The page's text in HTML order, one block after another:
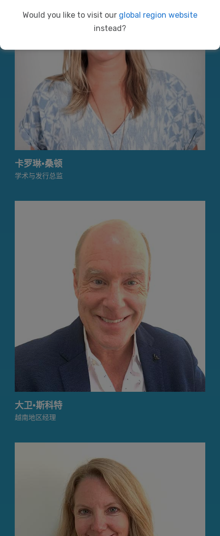
卡罗琳·桑顿
学术与发行总监
大卫·斯科特
越南地区经理
Would you like to visit our global region website
instead?